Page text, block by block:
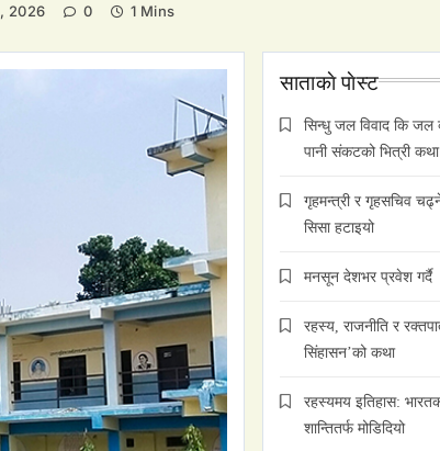
2026 0 1 Mins
साताकाे पाेस्ट
सिन्धु जल विवाद कि जल
पानी संकटको भित्री कथा
गृहमन्त्री र गृहसचिव
सिसा हटाइयो
मनसून देशभर प्रवेश गर्दै
रहस्य, राजनीति र
सिंहासन’को कथा
रहस्यमय इतिहास:
शान्तितर्फ मोडिदियो